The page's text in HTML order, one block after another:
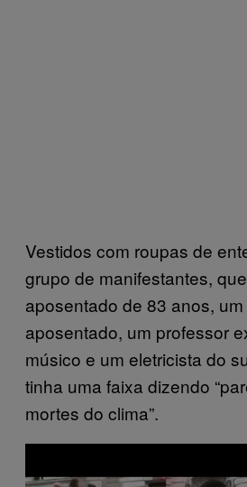
Vestidos com roupas de
grupo de manifestantes,
aposentado de 83 anos,
aposentado, um professor
músico e um eletricista do
tinha uma faixa dizendo
mortes do clima”.
a